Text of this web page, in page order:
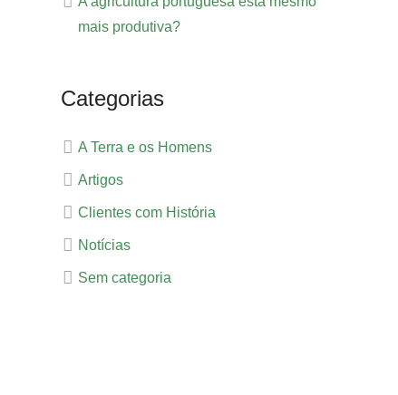
mais produtiva?
Categorias
A Terra e os Homens
Artigos
Clientes com História
Notícias
Sem categoria